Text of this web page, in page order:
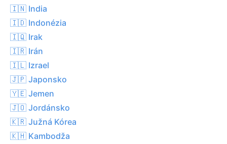
🇮🇳 India
🇮🇩 Indonézia
🇮🇶 Irak
🇮🇷 Irán
🇮🇱 Izrael
🇯🇵 Japonsko
🇾🇪 Jemen
🇯🇴 Jordánsko
🇰🇷 Južná Kórea
🇰🇭 Kambodža